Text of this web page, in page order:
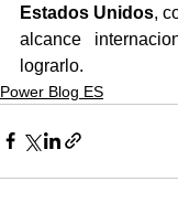
Estados Unidos,
alcance
lograrlo.
Power Blog ES